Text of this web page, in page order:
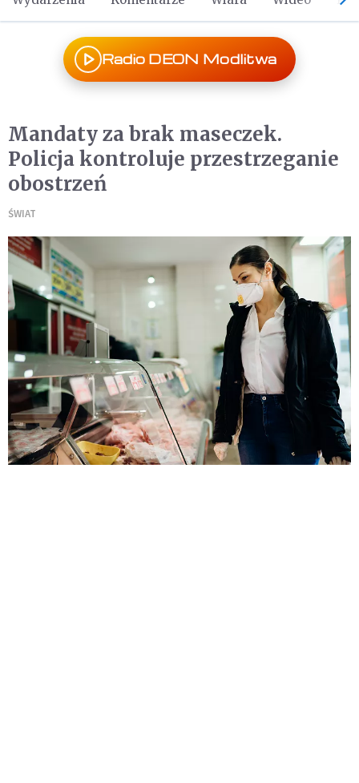
Radio DEON Modlitwa
Mandaty za brak maseczek.
Policja kontroluje przestrzeganie
obostrzeń
ŚWIAT